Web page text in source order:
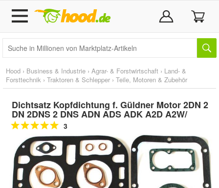
Hood › Business & Industrie › Agrar- & Forstwirtschaft › Land- &
Forsttechnik › Traktoren & Schlepper › Teile, Motoren & Zubehör
Dichtsatz Kopfdichtung f. Güldner Motor 2DN 2
DN 2DNS 2 DNS ADN ADS ADK A2D A2W/
3